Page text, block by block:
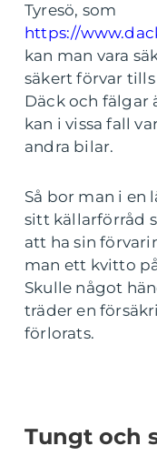
Tyresö, som
https://
kan man vara
säkert förvar
Däck och fälgar
kan i vissa fall
andra bilar.
Så bor man i en
sitt källarförråd
att ha sin
man ett kvitto
Skulle något
träder en
förlorats.
Tungt och